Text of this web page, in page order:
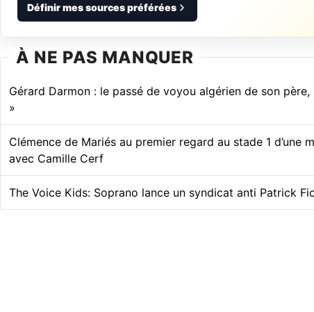
Définir mes sources préférées
À NE PAS MANQUER
Gérard Darmon : le passé de voyou algérien de son père,
»
Clémence de Mariés au premier regard au stade 1 d’une
avec Camille Cerf
The Voice Kids: Soprano lance un syndicat anti Patrick